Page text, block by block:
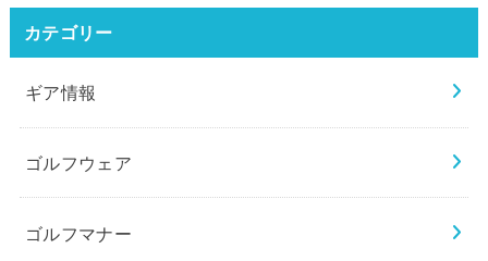
カテゴリー
ギア情報
ゴルフウェア
ゴルフマナー